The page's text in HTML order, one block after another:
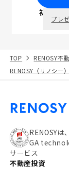
初回面談
プレ
TOP RENOSY不
RENOSY（リノシー
RENOSYは
GA
サービス
不動産投資